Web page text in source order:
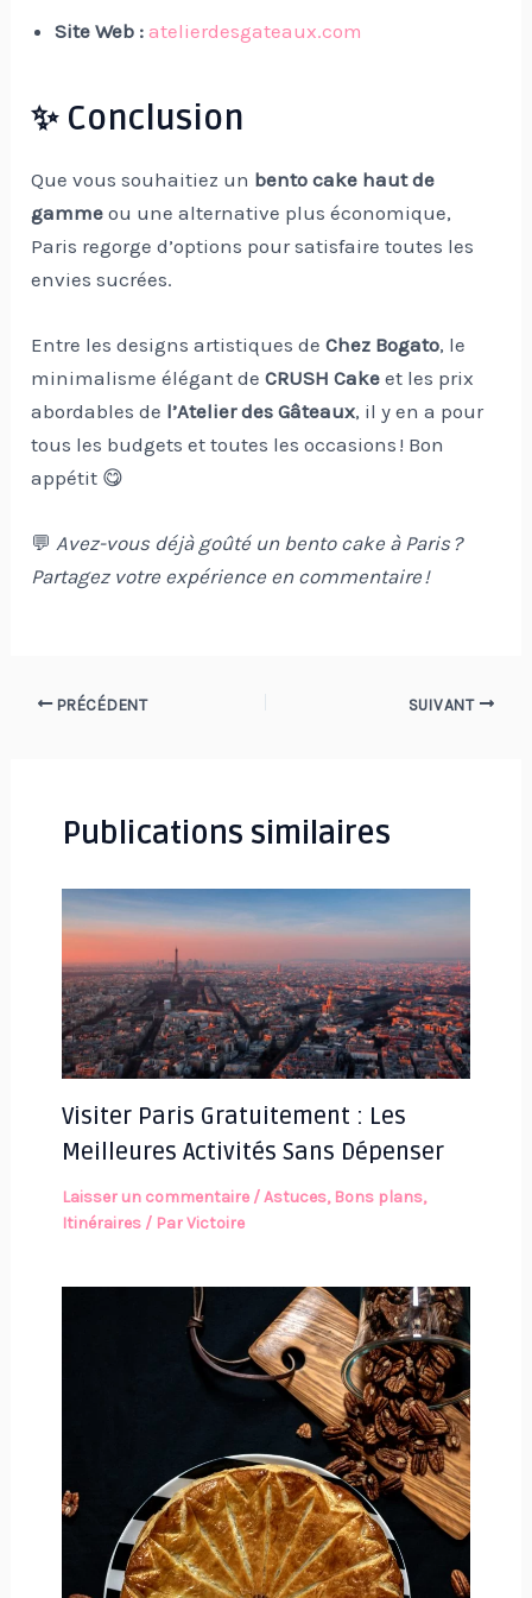
Site Web : atelierdesgateaux.com
✨ Conclusion
Que vous souhaitiez un bento cake haut de
gamme ou une alternative plus économique,
Paris regorge d’options pour satisfaire toutes les
envies sucrées.
Entre les designs artistiques deChez Bogato, le
minimalisme élégant deCRUSH Cake et les prix
abordables de l’Atelier des Gâteaux, il y en a pour
tous les budgets et toutes les occasions ! Bon
appétit 😋
💬Avez-vous déjà goûté un bento cake à Paris ?
Partagez votre expérience en commentaire !
Navigation
PRÉCÉDENT SUIVANT
Publications similaires
Visiter Paris Gratuitement : Les
Meilleures Activités Sans Dépenser
Laisser un commentaire /Astuces, Bons plans,
Itinéraires/ ParVictoire